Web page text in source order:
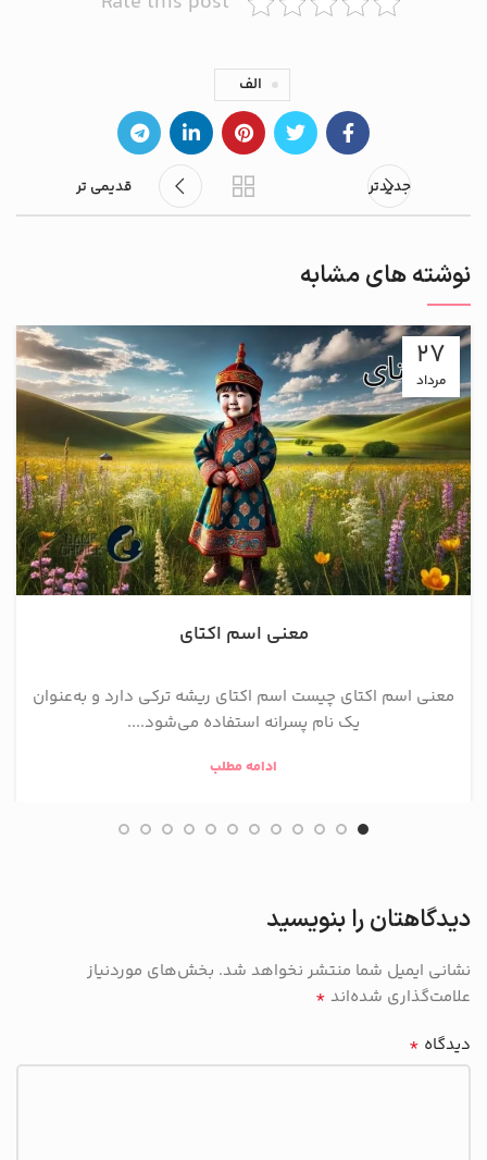
الف
جدیدتر قدیمی تر
نوشته های مشابه
27
مرداد
معنی اسم اکتای
معنی اسم اکتای چیست اسم اکتای ریشه ترکی دارد و به‌عنوان
یک نام پسرانه استفاده می‌شود....
ادامه مطلب
دیدگاهتان را بنویسید
نشانی ایمیل شما منتشر نخواهد شد. بخش‌های موردنیاز
علامت‌گذاری شده‌اند *
دیدگاه *